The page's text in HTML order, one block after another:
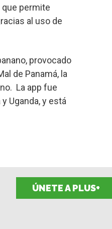
que permite
al uso de
provocado
de Panamá, la
La app fue
Uganda, y está
ÚNETE A PLUS+